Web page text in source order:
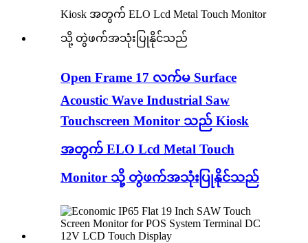
Open Frame 17 လက်မ Surface
Acoustic Wave Industrial Saw
Touchscreen Monitor သည် Kiosk
အတွက် ELO Lcd Metal Touch
Monitor သို့ တွဲဖက်အသုံးပြုနိုင်သည်